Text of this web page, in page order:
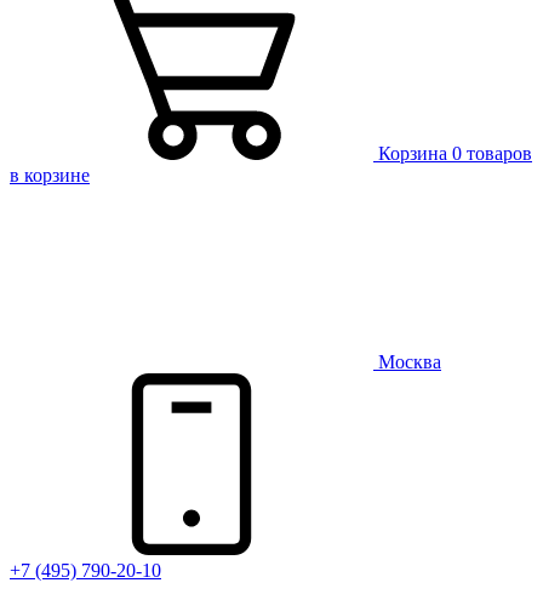
Корзина 0 товаров
в корзине
Москва
+7 (495) 790-20-10